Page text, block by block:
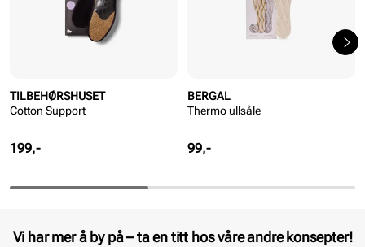
TILBEHØRSHUSET
Cotton Support
Pris
199,-
BERGAL
Thermo ullsåle
Pris
99,-
Vi har mer å by på – ta en titt hos våre andre konsepter!